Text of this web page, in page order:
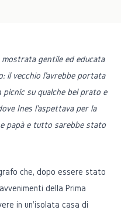
mostrata gentile ed educata
il vecchio l'avrebbe portata
su qualche bel prato e
Ines l'aspettava per la
papà e tutto sarebbe stato
che, dopo essere stato
della Prima
in un'isolata casa di